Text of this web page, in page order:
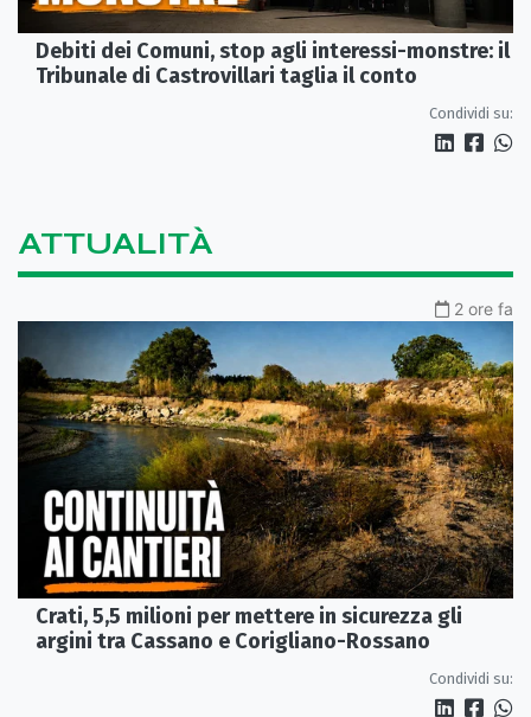
Debiti dei Comuni, stop agli interessi-monstre: il
Tribunale di Castrovillari taglia il conto
Condividi su:
ATTUALITÀ
2 ore fa
Crati, 5,5 milioni per mettere in sicurezza gli
argini tra Cassano e Corigliano-Rossano
Condividi su: